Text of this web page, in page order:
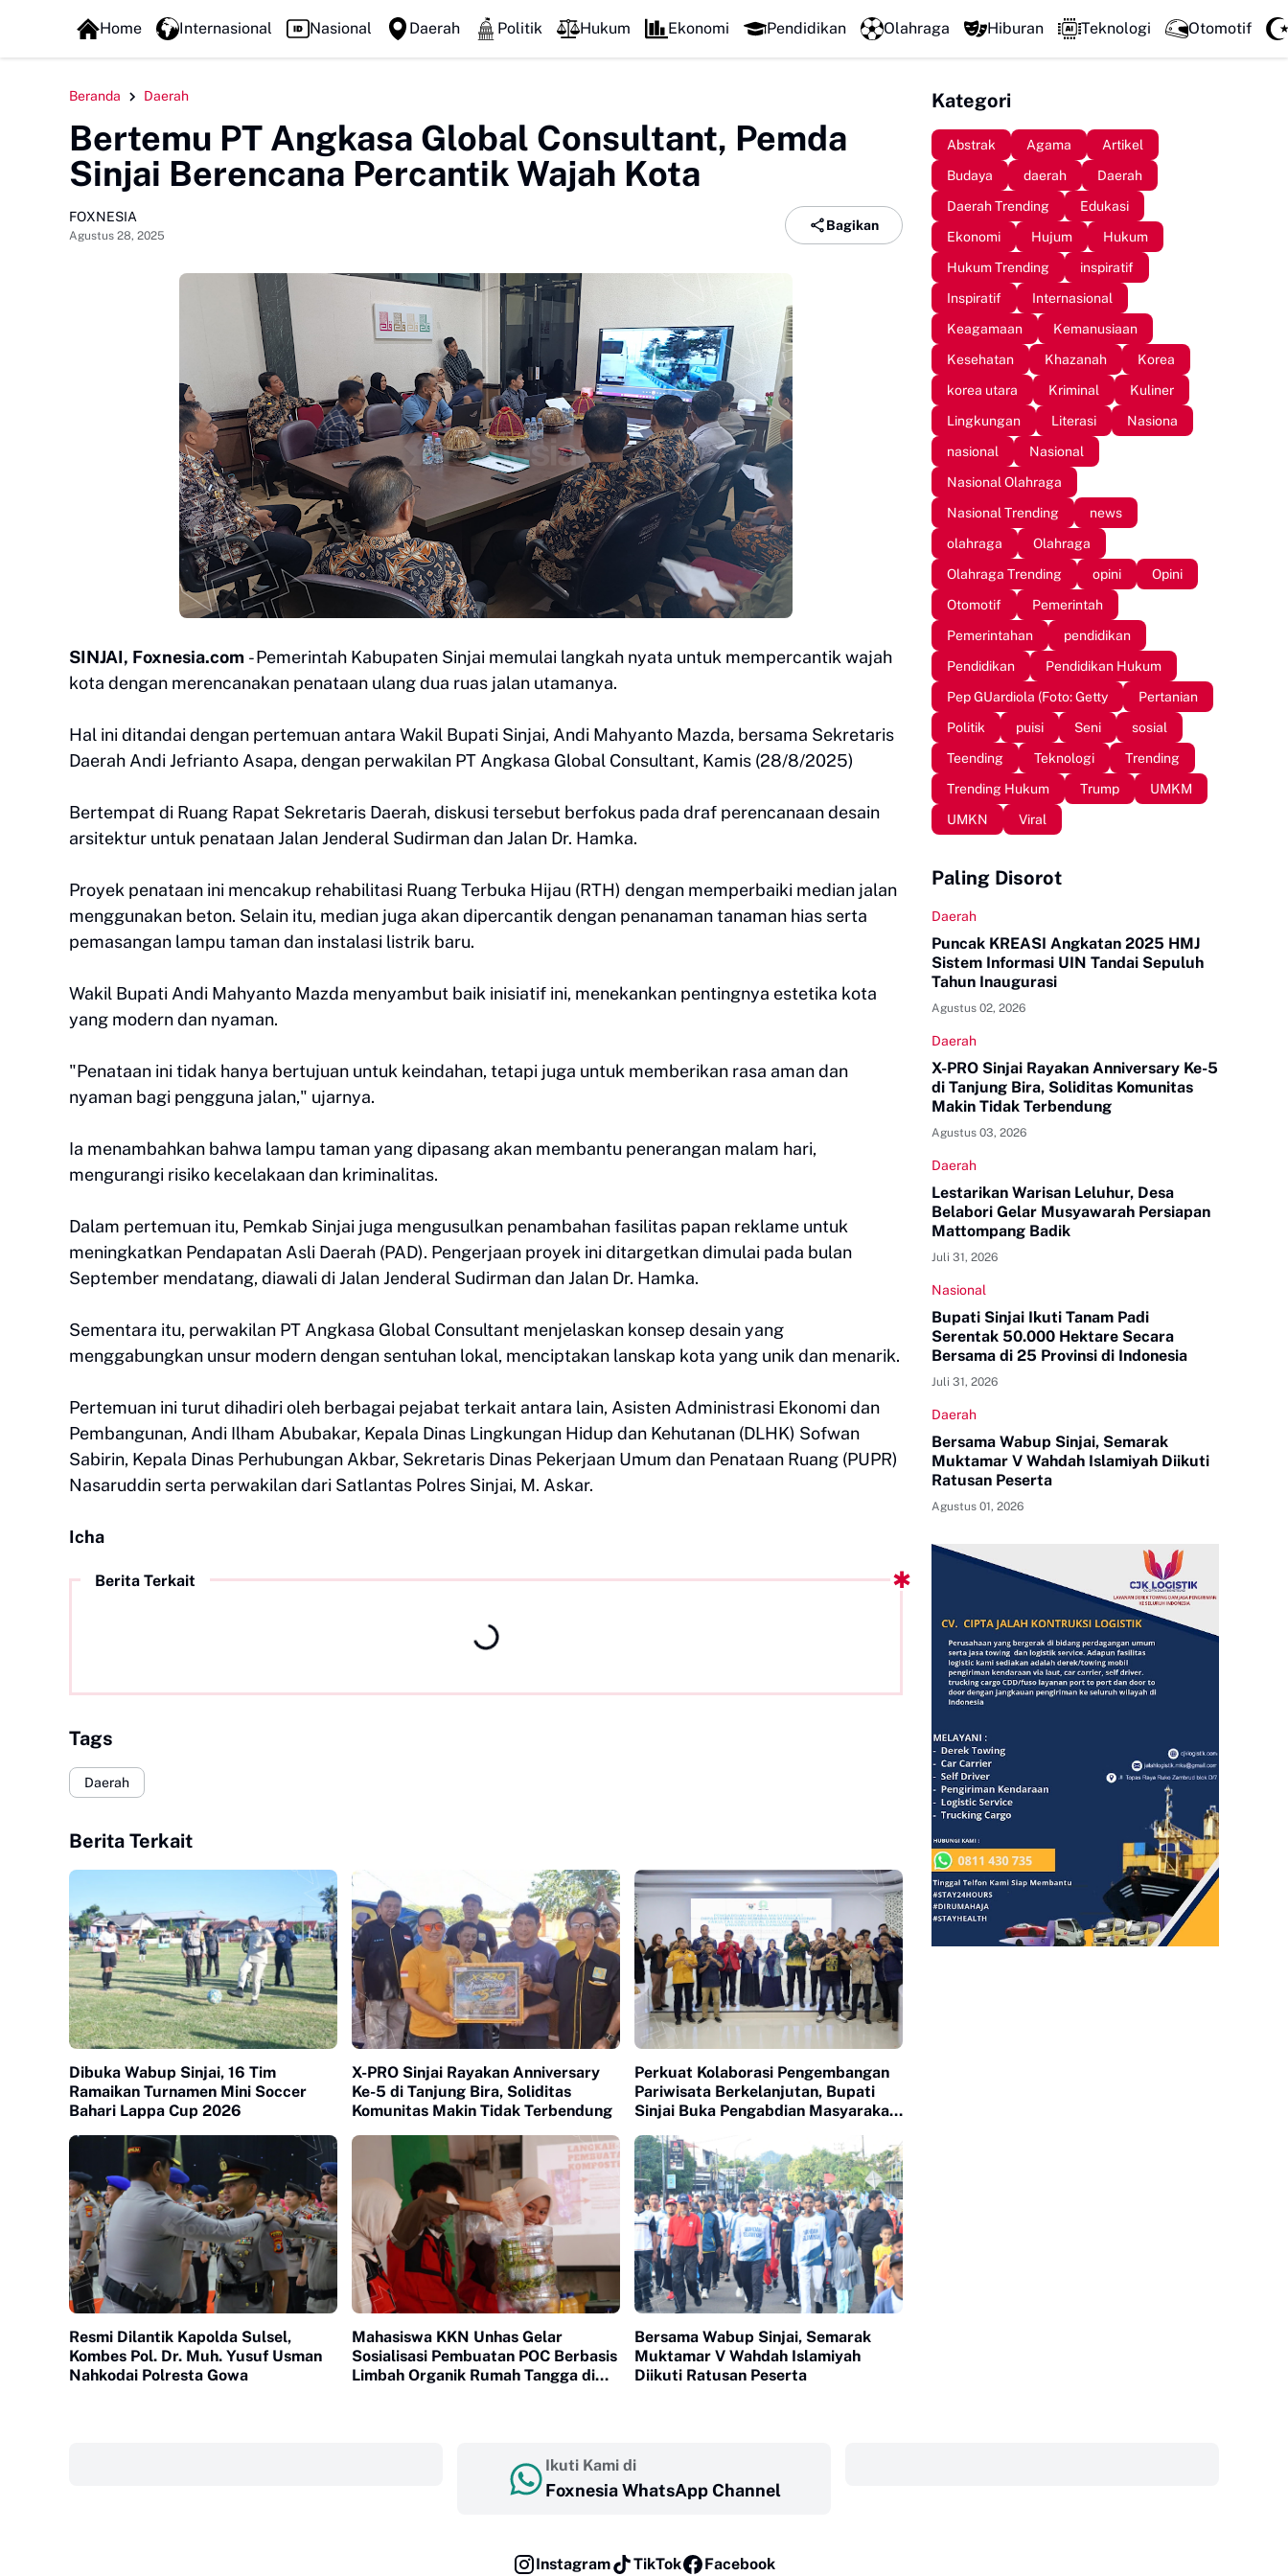
FOXLINE NEWS Perkuat Kolaborasi Pengembangan Pariwisata Berkelanjutan,
Home Internasional Nasional Daerah Politik Hukum Ekonomi Pendidikan Olahraga Hiburan Teknologi Otomotif
Beranda Daerah
Bertemu PT Angkasa Global Consultant, Pemda
Sinjai Berencana Percantik Wajah Kota
FOXNESIA
Agustus 28, 2025
Bagikan
SINJAI, Foxnesia.com - Pemerintah Kabupaten Sinjai memulai langkah nyata untuk mempercantik wajah
kota dengan merencanakan penataan ulang dua ruas jalan utamanya.
Hal ini ditandai dengan pertemuan antara Wakil Bupati Sinjai, Andi Mahyanto Mazda, bersama Sekretaris
Daerah Andi Jefrianto Asapa, dengan perwakilan PT Angkasa Global Consultant, Kamis (28/8/2025)
Bertempat di Ruang Rapat Sekretaris Daerah, diskusi tersebut berfokus pada draf perencanaan desain
arsitektur untuk penataan Jalan Jenderal Sudirman dan Jalan Dr. Hamka.
Proyek penataan ini mencakup rehabilitasi Ruang Terbuka Hijau (RTH) dengan memperbaiki median jalan
menggunakan beton. Selain itu, median juga akan dipercantik dengan penanaman tanaman hias serta
pemasangan lampu taman dan instalasi listrik baru.
Wakil Bupati Andi Mahyanto Mazda menyambut baik inisiatif ini, menekankan pentingnya estetika kota
yang modern dan nyaman.
"Penataan ini tidak hanya bertujuan untuk keindahan, tetapi juga untuk memberikan rasa aman dan
nyaman bagi pengguna jalan," ujarnya.
Ia menambahkan bahwa lampu taman yang dipasang akan membantu penerangan malam hari,
mengurangi risiko kecelakaan dan kriminalitas.
Dalam pertemuan itu, Pemkab Sinjai juga mengusulkan penambahan fasilitas papan reklame untuk
meningkatkan Pendapatan Asli Daerah (PAD). Pengerjaan proyek ini ditargetkan dimulai pada bulan
September mendatang, diawali di Jalan Jenderal Sudirman dan Jalan Dr. Hamka.
Sementara itu, perwakilan PT Angkasa Global Consultant menjelaskan konsep desain yang
menggabungkan unsur modern dengan sentuhan lokal, menciptakan lanskap kota yang unik dan menarik.
Pertemuan ini turut dihadiri oleh berbagai pejabat terkait antara lain, Asisten Administrasi Ekonomi dan
Pembangunan, Andi Ilham Abubakar, Kepala Dinas Lingkungan Hidup dan Kehutanan (DLHK) Sofwan
Sabirin, Kepala Dinas Perhubungan Akbar, Sekretaris Dinas Pekerjaan Umum dan Penataan Ruang (PUPR)
Nasaruddin serta perwakilan dari Satlantas Polres Sinjai, M. Askar.
Icha
Berita Terkait
Tags
Daerah
Berita Terkait
Dibuka Wabup Sinjai, 16 Tim
Ramaikan Turnamen Mini Soccer
Bahari Lappa Cup 2026
X-PRO Sinjai Rayakan Anniversary
Ke-5 di Tanjung Bira, Soliditas
Komunitas Makin Tidak Terbendung
Perkuat Kolaborasi Pengembangan
Pariwisata Berkelanjutan, Bupati
Sinjai Buka Pengabdian Masyarakat
Resmi Dilantik Kapolda Sulsel,
Kombes Pol. Dr. Muh. Yusuf Usman
Nahkodai Polresta Gowa
Mahasiswa KKN Unhas Gelar
Sosialisasi Pembuatan POC Berbasis
Limbah Organik Rumah Tangga di
Bersama Wabup Sinjai, Semarak
Muktamar V Wahdah Islamiyah
Diikuti Ratusan Peserta
Kategori
Abstrak Agama
Artikel
Budaya
daerah
Daerah
Daerah Trending
Edukasi
Ekonomi
Hujum
Hukum
Hukum Trending
inspiratif
Inspiratif
Internasional
Keagamaan
Kemanusiaan
Kesehatan
Khazanah
Korea
korea utara
Kriminal
Kuliner
Lingkungan
Literasi
Nasiona
nasional
Nasional
Nasional Olahraga
Nasional Trending
news
olahraga
Olahraga
Olahraga Trending
opini
Opini
Otomotif
Pemerintah
Pemerintahan
pendidikan
Pendidikan
Pendidikan Hukum
Pep GUardiola (Foto: Getty
Pertanian
Politik
puisi Seni
sosial
Teending
Teknologi
Trending
Trending Hukum
Trump
UMKM
UMKN
Viral
Paling Disorot
Daerah
Puncak KREASI Angkatan 2025 HMJ
Sistem Informasi UIN Tandai Sepuluh
Tahun Inaugurasi
Agustus 02, 2026
Daerah
X-PRO Sinjai Rayakan Anniversary Ke-5
di Tanjung Bira, Soliditas Komunitas
Makin Tidak Terbendung
Agustus 03, 2026
Daerah
Lestarikan Warisan Leluhur, Desa
Belabori Gelar Musyawarah Persiapan
Mattompang Badik
Juli 31, 2026
Nasional
Bupati Sinjai Ikuti Tanam Padi
Serentak 50.000 Hektare Secara
Bersama di 25 Provinsi di Indonesia
Juli 31, 2026
Daerah
Bersama Wabup Sinjai, Semarak
Muktamar V Wahdah Islamiyah Diikuti
Ratusan Peserta
Agustus 01, 2026
Ikuti Kami di
Foxnesia WhatsApp Channel
Instagram TikTok Facebook